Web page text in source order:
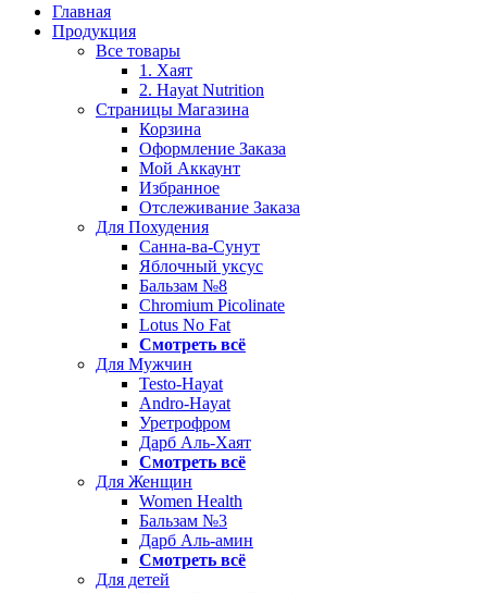
Главная
Продукция
Все товары
1. Хаят
2. Hayat Nutrition
Страницы Магазина
Корзина
Оформление Заказа
Мой Аккаунт
Избранное
Отслеживание Заказа
Для Похудения
Санна-ва-Сунут
Яблочный уксус
Бальзам №8
Chromium Picolinate
Lotus No Fat
Смотреть всё
Для Мужчин
Testo-Hayat
Andro-Hayat
Уретрофром
Дарб Аль-Хаят
Смотреть всё
Для Женщин
Women Health
Бальзам №3
Дарб Аль-амин
Смотреть всё
Для детей